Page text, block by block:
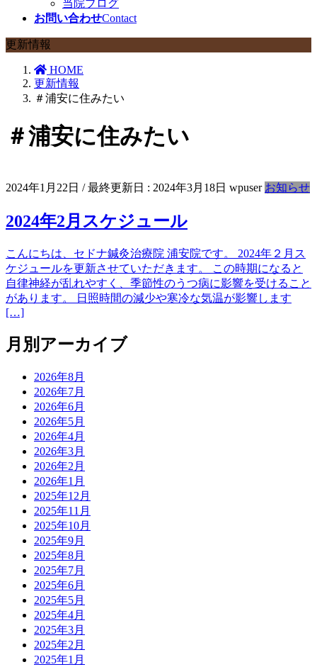
当院ブログ
お問い合わせContact
更新情報
HOME
更新情報
＃浦安に住みたい
＃浦安に住みたい
2024年1月22日 / 最終更新日 : 2024年3月18日 wpuser お知らせ
2024年2月スケジュール
こんにちは、セドナ鍼灸治療院 浦安院です。 2024年２月ス
ケジュールを更新させていただきます。 この時期になると
自律神経が乱れやすく、季節性のうつ病に影響を受けること
があります。 日照時間の減少や寒冷な気温が影響します
[…]
月別アーカイブ
2026年8月
2026年7月
2026年6月
2026年5月
2026年4月
2026年3月
2026年2月
2026年1月
2025年12月
2025年11月
2025年10月
2025年9月
2025年8月
2025年7月
2025年6月
2025年5月
2025年4月
2025年3月
2025年2月
2025年1月